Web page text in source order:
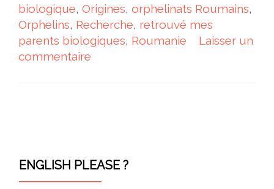
biologique, Origines, orphelinats Roumains,
Orphelins, Recherche, retrouvé mes
parents biologiques, Roumanie
Laisser un
commentaire
ENGLISH PLEASE ?